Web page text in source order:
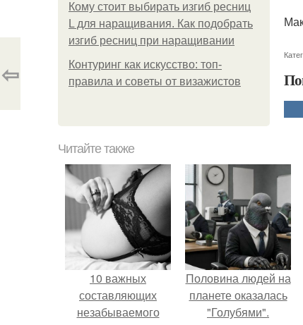
Кому стоит выбирать изгиб ресниц
L для наращивания. Как подобрать
изгиб ресниц при наращивании
Контуринг как искусство: топ-
правила и советы от визажистов
⇦
Читайте также
10 важных
составляющих
незабываемого
Половина людей на
планете оказалась
"Голубями".